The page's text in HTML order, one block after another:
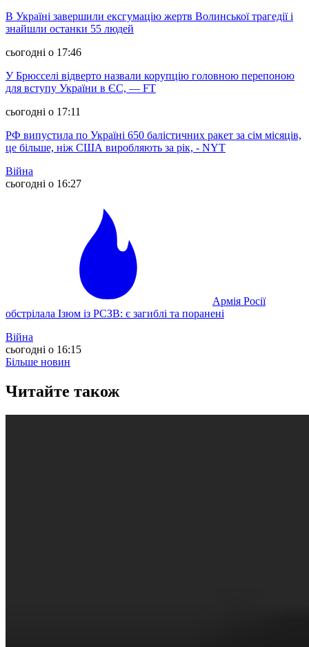
В Україні завершили ексгумацію жертв Волинської трагедії і
знайшли останки 55 людей
сьогодні о 17:46
У Брюсселі відверто назвали корупцію головною перепоною
для вступу України в ЄС, — FT
сьогодні о 17:11
РФ випустила по Україні 650 балістичних ракет за сім місяців,
це більше, ніж США виробляють за рік, - NYT
Війна
сьогодні о 16:27
Армія Росії
обстрілала Ізюм із РСЗВ: є загиблі та поранені
Війна
сьогодні о 16:15
Більше новин
Читайте також